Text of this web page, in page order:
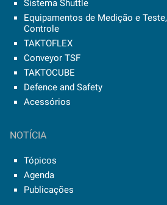
Sistema Shuttle
Equipamentos de Medição e
Controle
TAKTOFLEX
Conveyor TSF
TAKTOCUBE
Defence and Safety
Acessórios
NOTÍCIA
Tópicos
Agenda
Publicações